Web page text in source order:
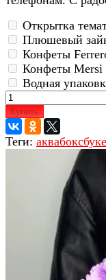
Открытка
Плюшевый
Конфеты
Конфеты Mersi
Водная
Купить
Теги: аквабокс